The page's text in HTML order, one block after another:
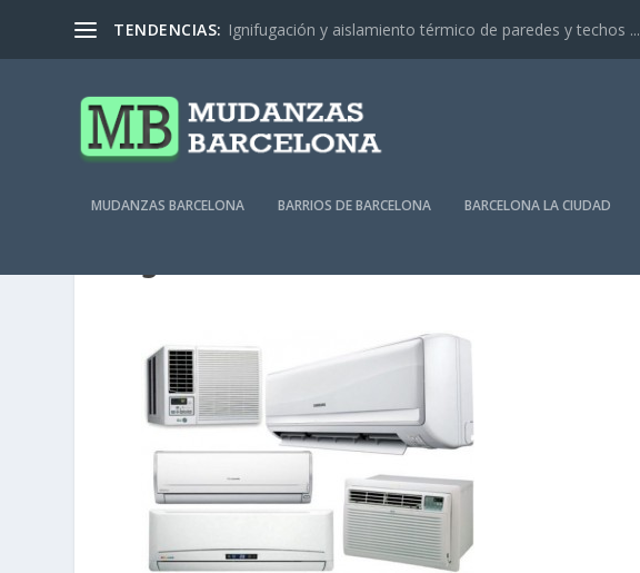
TENDENCIAS: Ignifugación y aislamiento térmico de paredes y techos ...
MUDANZAS BARCELONA BARRIOS DE BARCELONA BARCELONA LA CIUDAD
5